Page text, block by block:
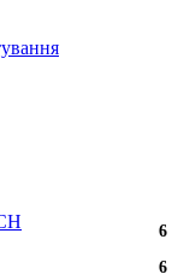
6
6
6
6
6
6
6
6
6
6
6
6
6
6
6
6
6
6
6
6
6
6
6
6